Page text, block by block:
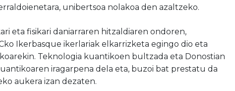
unibertsoa nolakoa den azaltzeko.
eta fisikari daniarraren hitzaldiaren ondoren,
Ikerbasque ikerlariak elkarrizketa egingo dio eta
Teknologia kuantikoen bultzada eta Donostian
iragarpena dela eta, buzoi bat prestatu da
aukera izan dezaten.